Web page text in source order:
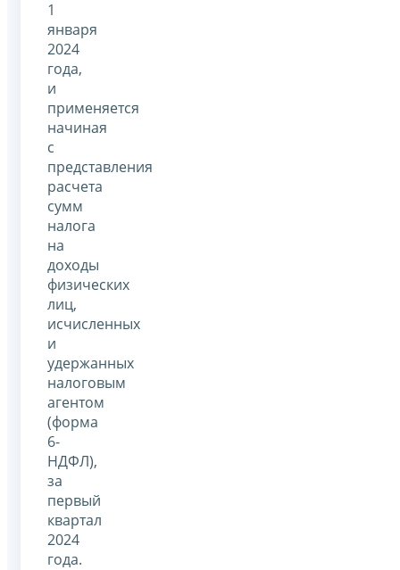
1
января
2024
года,
и
применяется
начиная
с
представления
расчета
сумм
налога
на
доходы
физических
лиц,
исчисленных
и
удержанных
налоговым
агентом
(форма
6-
НДФЛ),
за
первый
квартал
2024
года.